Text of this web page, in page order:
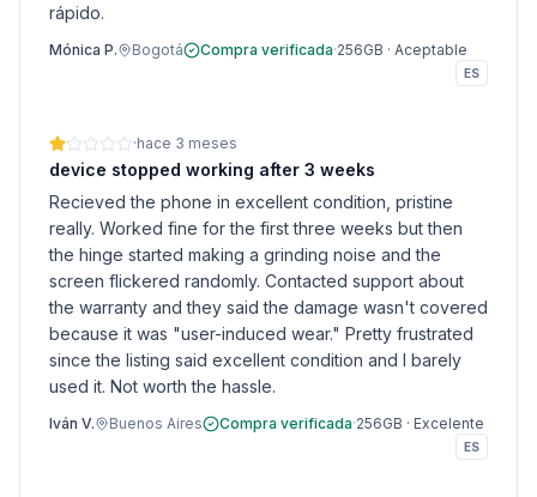
rápido.
Mónica P. Bogotá Compra verificada·256GB · Aceptable
ES
·hace 3 meses
device stopped working after 3 weeks
Recieved the phone in excellent condition, pristine
really. Worked fine for the first three weeks but then
the hinge started making a grinding noise and the
screen flickered randomly. Contacted support about
the warranty and they said the damage wasn't covered
because it was "user-induced wear." Pretty frustrated
since the listing said excellent condition and I barely
used it. Not worth the hassle.
Iván V. Buenos Aires Compra verificada·256GB · Excelente
ES